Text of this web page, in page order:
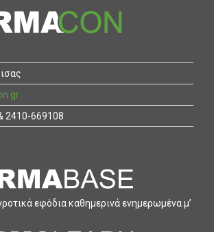
2410-669108
εφόδια καθηµερινά ενηµερωµένα µ’